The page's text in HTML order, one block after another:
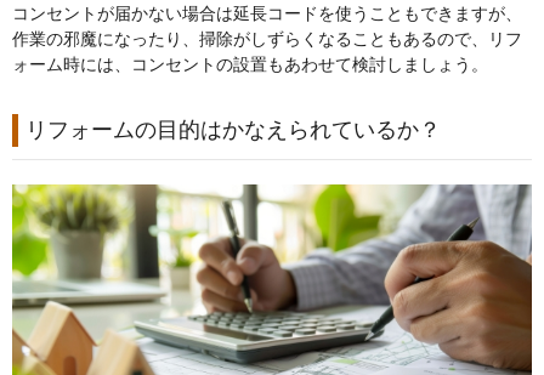
コンセントが届かない場合は延長コードを使うこともできますが、
作業の邪魔になったり、掃除がしずらくなることもあるので、リフ
ォーム時には、コンセントの設置もあわせて検討しましょう。
リフォームの目的はかなえられているか？